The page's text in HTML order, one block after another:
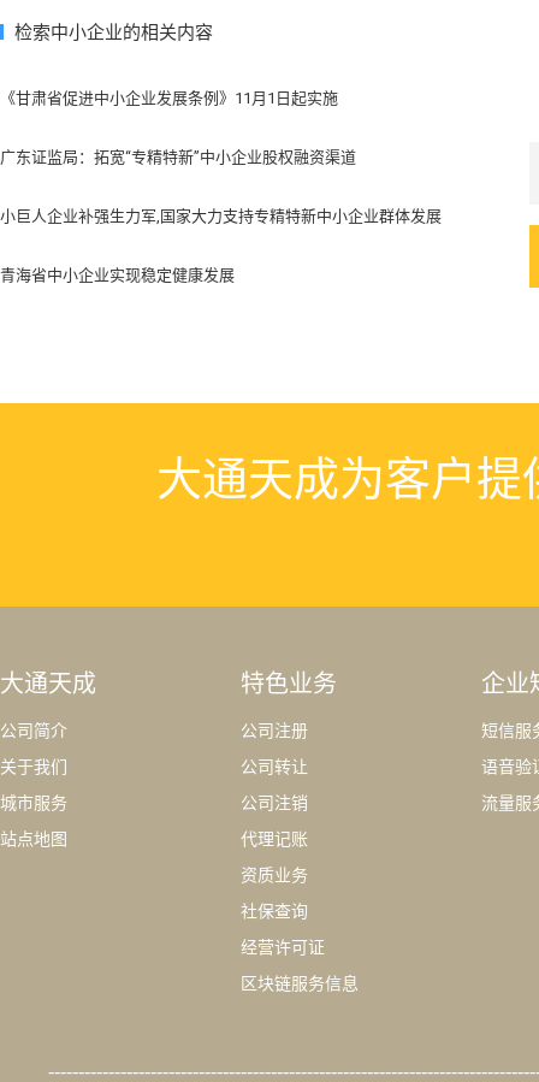
检索中小企业的相关内容
《甘肃省促进中小企业发展条例》11月1日起实施
广东证监局：拓宽“专精特新”中小企业股权融资渠道
小巨人企业补强生力军,国家大力支持专精特新中小企业群体发展
青海省中小企业实现稳定健康发展
大通天成为客户
大通天成
公司简介
关于我们
城市服务
站点地图
特色业务
公司注册
公司转让
公司注销
代理记账
资质业务
社保查询
经营许可证
区块链服务信息
企业
短信服
语音验
流量服